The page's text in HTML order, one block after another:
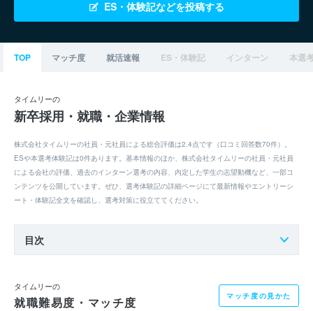
ES・体験記などを投稿する
TOP マッチ度 就活速報 ES・体験記 インターン 本選
タイムリーの
新卒採用・就職・企業情報
株式会社タイムリーの社員・元社員による総合評価は2.4点です（口コミ回答数70件）。
ESや本選考体験記は0件あります。基本情報のほか、株式会社タイムリーの社員・元社員
による会社の評価、過去のインターン選考の内容、内定した学生の志望動機など、一部コ
ンテンツを公開しています。ぜひ、選考体験記の詳細ページにて最新情報やエントリーシ
ート・体験記全文を確認し、選考対策に役立ててください。
目次
タイムリーの
就職難易度・マッチ度 マッチ度の見かた